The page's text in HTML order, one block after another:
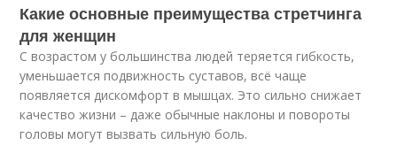
Какие основные преимущества стретчинга
для женщин
С возрастом у большинства людей теряется гибкость,
уменьшается подвижность суставов, всё чаще
появляется дискомфорт в мышцах. Это сильно снижает
качество жизни – даже обычные наклоны и повороты
головы могут вызвать сильную боль.